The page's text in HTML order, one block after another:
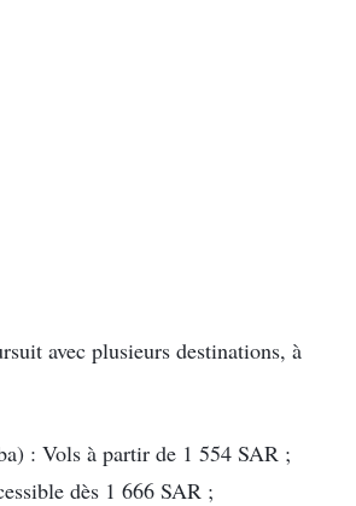
avec plusieurs destinations, à
: Vols à partir de 1 554 SAR ;
dès 1 666 SAR ;